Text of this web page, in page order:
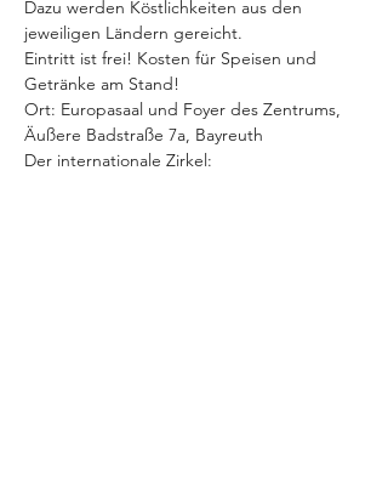
Dazu werden Köstlichkeiten aus den
jeweiligen Ländern gereicht.
Eintritt ist frei! Kosten für Speisen und
Getränke am Stand!
Ort: Europasaal und Foyer des Zentrums,
Äußere Badstraße 7a, Bayreuth
Der internationale Zirkel: